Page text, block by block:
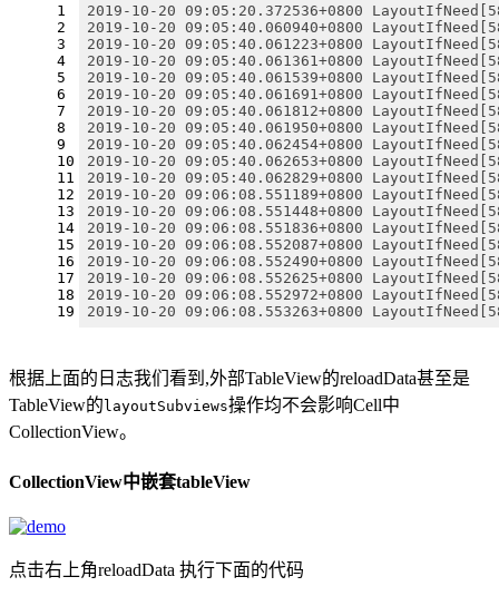
1
2
3
4
5
6
7
8
9
10
11
12
13
14
15
16
17
18
19
2019-10-20 09:05:20.372536+0800
2019-10-20 09:05:40.060940+0800
2019-10-20 09:05:40.061223+0800
2019-10-20 09:05:40.061361+0800
2019-10-20 09:05:40.061539+0800
2019-10-20 09:05:40.061691+0800
2019-10-20 09:05:40.061812+0800
2019-10-20 09:05:40.061950+0800
2019-10-20 09:05:40.062454+0800
2019-10-20 09:05:40.062653+0800
2019-10-20 09:05:40.062829+0800
2019-10-20 09:06:08.551189+0800
2019-10-20 09:06:08.551448+0800
2019-10-20 09:06:08.551836+0800
2019-10-20 09:06:08.552087+0800
2019-10-20 09:06:08.552490+0800
2019-10-20 09:06:08.552625+0800
2019-10-20 09:06:08.552972+0800
2019-10-20 09:06:08.553263+0800
根据上面的日志我们看到,外部TableView的reloadData甚至是
TableView的 layoutSubviews操作均不会影响Cell中
CollectionView。
CollectionView中嵌套tableView
点击右上角reloadData 执行下面的代码